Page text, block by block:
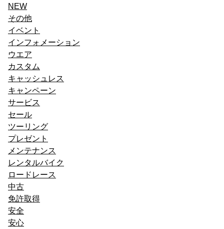
ー
シ
ョ
ン
NEW
その他
イベント
インフォメーション
ウエア
カスタム
キャッシュレス
キャンペーン
サービス
セール
ツーリング
プレゼント
メンテナンス
レンタルバイク
ロードレース
中古
免許取得
安全
安心